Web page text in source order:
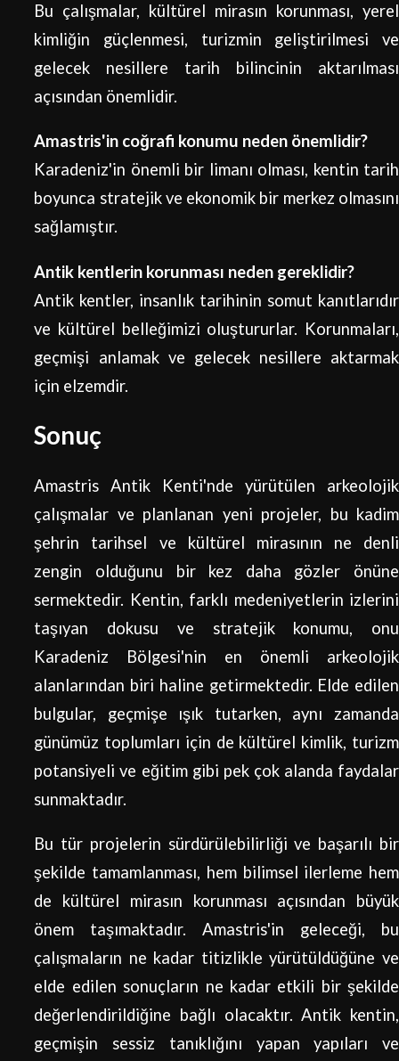
Bu çalışmalar, kültürel mirasın korunması, yerel
kimliğin güçlenmesi, turizmin geliştirilmesi ve
gelecek nesillere tarih bilincinin aktarılması
açısından önemlidir.
Amastris'in coğrafi konumu neden önemlidir?
Karadeniz'in önemli bir limanı olması, kentin tarih
boyunca stratejik ve ekonomik bir merkez olmasını
sağlamıştır.
Antik kentlerin korunması neden gereklidir?
Antik kentler, insanlık tarihinin somut kanıtlarıdır
ve kültürel belleğimizi oluştururlar. Korunmaları,
geçmişi anlamak ve gelecek nesillere aktarmak
için elzemdir.
Sonuç
Amastris Antik Kenti'nde yürütülen arkeolojik
çalışmalar ve planlanan yeni projeler, bu kadim
şehrin tarihsel ve kültürel mirasının ne denli
zengin olduğunu bir kez daha gözler önüne
sermektedir. Kentin, farklı medeniyetlerin izlerini
taşıyan dokusu ve stratejik konumu, onu
Karadeniz Bölgesi'nin en önemli arkeolojik
alanlarından biri haline getirmektedir. Elde edilen
bulgular, geçmişe ışık tutarken, aynı zamanda
günümüz toplumları için de kültürel kimlik, turizm
potansiyeli ve eğitim gibi pek çok alanda faydalar
sunmaktadır.
Bu tür projelerin sürdürülebilirliği ve başarılı bir
şekilde tamamlanması, hem bilimsel ilerleme hem
de kültürel mirasın korunması açısından büyük
önem taşımaktadır. Amastris'in geleceği, bu
çalışmaların ne kadar titizlikle yürütüldüğüne ve
elde edilen sonuçların ne kadar etkili bir şekilde
değerlendirildiğine bağlı olacaktır. Antik kentin,
geçmişin sessiz tanıklığını yapan yapıları ve